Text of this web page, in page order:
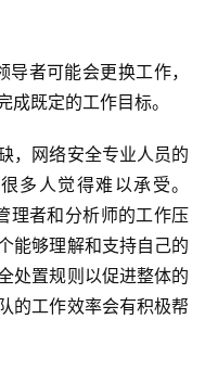
者可能会更换工作，
既定的工作目标。
，网络安全专业人员的
多人觉得难以承受。
理者和分析师的工作压
能够理解和支持自己的
处置规则以促进整体的
的工作效率会有积极帮